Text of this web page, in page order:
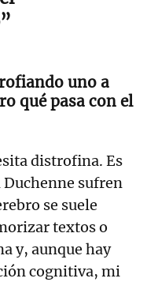
uno a
qué pasa con el
distrofina. Es
sufren
se suele
textos o
y, aunque hay
cognitiva, mi